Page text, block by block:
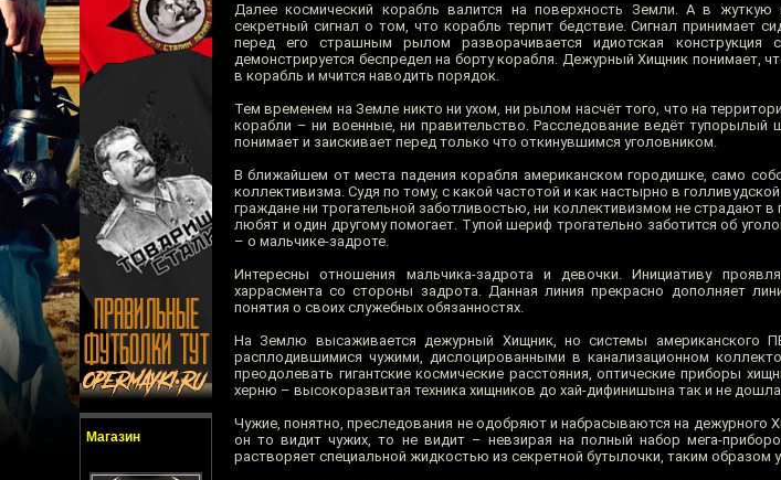
Магазин
Далее космический корабль валится на поверхность Земли. А в жуткую
секретный сигнал о том, что корабль терпит бедствие. Сигнал принимает
перед его страшным рылом разворачивается идиотская конструкция
демонстрируется беспредел на борту корабля. Дежурный Хищник понимает,
в корабль и мчится наводить порядок.
Тем временем на Земле никто ни ухом, ни рылом насчёт того, что на
корабли – ни военные, ни правительство. Расследование ведёт тупорылый
понимает и заискивает перед только что откинувшимся уголовником.
В ближайшем от места падения корабля американском городишке, само
коллективизма. Судя по тому, с какой частотой и как настырно в
граждане ни трогательной заботливостью, ни коллективизмом не страдают
любят и один другому помогает. Тупой шериф трогательно заботится об
– о мальчике-задроте.
Интересны отношения мальчика-задрота и девочки. Инициативу
харрасмента со стороны задрота. Данная линия прекрасно дополняет
понятия о своих служебных обязанностях.
На Землю высаживается дежурный Хищник, но системы американского
расплодившимися чужими, дислоцированными в канализационном
преодолевать гигантские космические расстояния, оптические приборы
херню – высокоразвитая техника хищников до хай-дифинишына так и не
Чужие, понятно, преследования не одобряют и набрасываются на дежурного
он то видит чужих, то не видит – невзирая на полный набор мега-
растворяет специальной жидкостью из секретной бутылочки, таким образом